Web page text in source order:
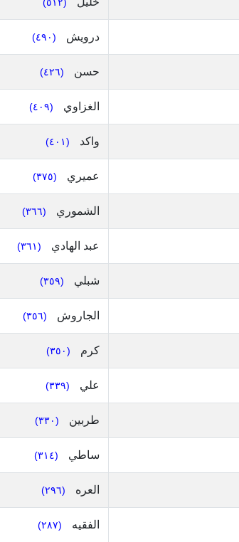
درويش (٤٩٠)
حسن (٤٢٦)
الغزاوي (٤٠٩)
واكد (٤٠١)
عميري (٣٧٥)
الشموري (٣٦٦)
عبد الهادي (٣٦١)
شبلي (٣٥٩)
الجاروش (٣٥٦)
كرم (٣٥٠)
علي (٣٣٩)
طربين (٣٣٠)
ساطي (٣١٤)
العره (٢٩٦)
الفقيه (٢٨٧)